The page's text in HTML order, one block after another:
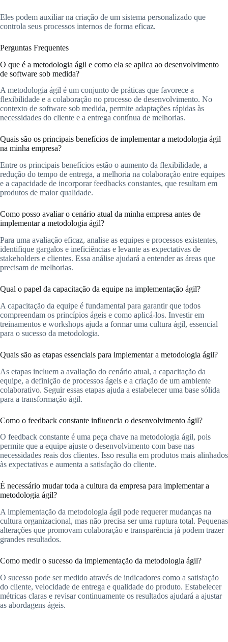
Eles podem auxiliar na criação de um sistema personalizado que
controla seus processos internos de forma eficaz.
Perguntas Frequentes
O que é a metodologia ágil e como ela se aplica ao desenvolvimento
de software sob medida?
A metodologia ágil é um conjunto de práticas que favorece a
flexibilidade e a colaboração no processo de desenvolvimento. No
contexto de software sob medida, permite adaptações rápidas às
necessidades do cliente e a entrega contínua de melhorias.
Quais são os principais benefícios de implementar a metodologia ágil
na minha empresa?
Entre os principais benefícios estão o aumento da flexibilidade, a
redução do tempo de entrega, a melhoria na colaboração entre equipes
e a capacidade de incorporar feedbacks constantes, que resultam em
produtos de maior qualidade.
Como posso avaliar o cenário atual da minha empresa antes de
implementar a metodologia ágil?
Para uma avaliação eficaz, analise as equipes e processos existentes,
identifique gargalos e ineficiências e levante as expectativas de
stakeholders e clientes. Essa análise ajudará a entender as áreas que
precisam de melhorias.
Qual o papel da capacitação da equipe na implementação ágil?
A capacitação da equipe é fundamental para garantir que todos
compreendam os princípios ágeis e como aplicá-los. Investir em
treinamentos e workshops ajuda a formar uma cultura ágil, essencial
para o sucesso da metodologia.
Quais são as etapas essenciais para implementar a metodologia ágil?
As etapas incluem a avaliação do cenário atual, a capacitação da
equipe, a definição de processos ágeis e a criação de um ambiente
colaborativo. Seguir essas etapas ajuda a estabelecer uma base sólida
para a transformação ágil.
Como o feedback constante influencia o desenvolvimento ágil?
O feedback constante é uma peça chave na metodologia ágil, pois
permite que a equipe ajuste o desenvolvimento com base nas
necessidades reais dos clientes. Isso resulta em produtos mais alinhados
às expectativas e aumenta a satisfação do cliente.
É necessário mudar toda a cultura da empresa para implementar a
metodologia ágil?
A implementação da metodologia ágil pode requerer mudanças na
cultura organizacional, mas não precisa ser uma ruptura total. Pequenas
alterações que promovam colaboração e transparência já podem trazer
grandes resultados.
Como medir o sucesso da implementação da metodologia ágil?
O sucesso pode ser medido através de indicadores como a satisfação
do cliente, velocidade de entrega e qualidade do produto. Estabelecer
métricas claras e revisar continuamente os resultados ajudará a ajustar
as abordagens ágeis.